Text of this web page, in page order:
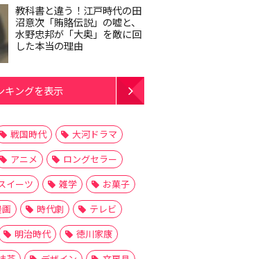
教科書と違う！江戸時代の田
沼意次「賄賂伝説」の嘘と、
水野忠邦が「大奥」を敵に回
した本当の理由
キングを表示
戦国時代
大河ドラマ
アニメ
ロングセラー
イーツ 雑学
お菓子
時代劇
テレビ
明治時代
徳川家康